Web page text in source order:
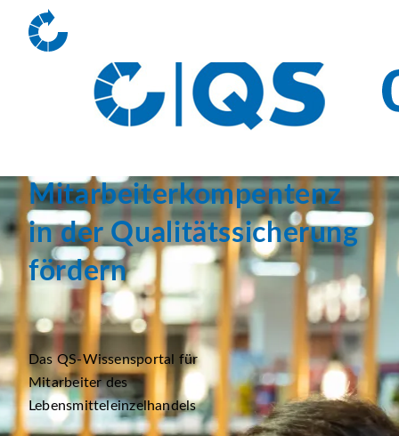
Mitarbeiterkompentenz
in der Qualitätssicherung
fördern
Das QS-Wissensportal für
Mitarbeiter des
Lebensmitteleinzelhandels